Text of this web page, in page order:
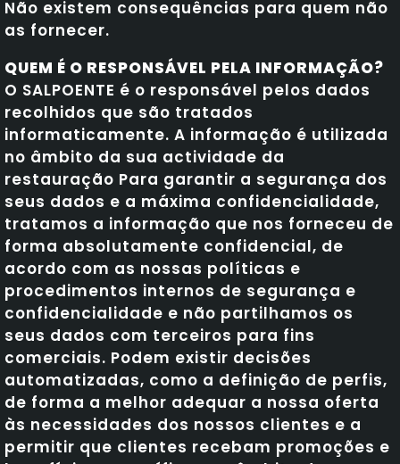
Não existem consequências para quem não
as fornecer.
QUEM É O RESPONSÁVEL PELA INFORMAÇÃO?
O SALPOENTE é o responsável pelos dados
recolhidos que são tratados
informaticamente. A informação é utilizada
no âmbito da sua actividade da
restauração Para garantir a segurança dos
seus dados e a máxima confidencialidade,
tratamos a informação que nos forneceu de
forma absolutamente confidencial, de
acordo com as nossas políticas e
procedimentos internos de segurança e
confidencialidade e não partilhamos os
seus dados com terceiros para fins
comerciais. Podem existir decisões
automatizadas, como a definição de perfis,
de forma a melhor adequar a nossa oferta
às necessidades dos nossos clientes e a
permitir que clientes recebam promoções e